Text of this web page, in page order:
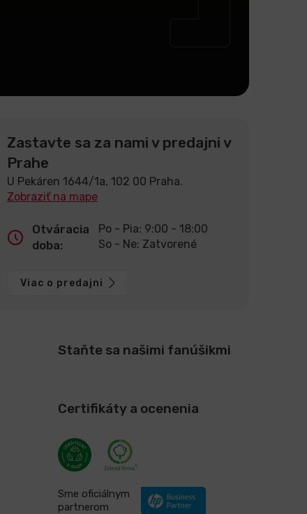
Zastavte sa za nami v predajni v
Prahe
U Pekáren 1644/1a, 102 00 Praha.
Zobraziť na mape
Otváracia
doba:
Po - Pia: 9:00 - 18:00
So - Ne: Zatvorené
Viac o predajni
Staňte sa našimi fanúšikmi
Certifikáty a ocenenia
Sme oficiálnym
partnerom